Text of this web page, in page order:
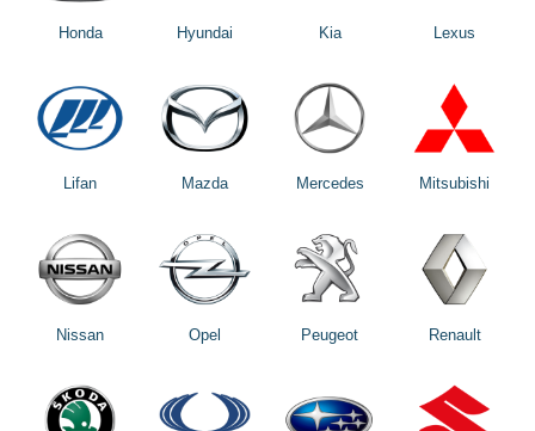
Honda Hyundai Kia Lexus
Lifan Mazda Mercedes Mitsubishi
Nissan Opel Peugeot Renault